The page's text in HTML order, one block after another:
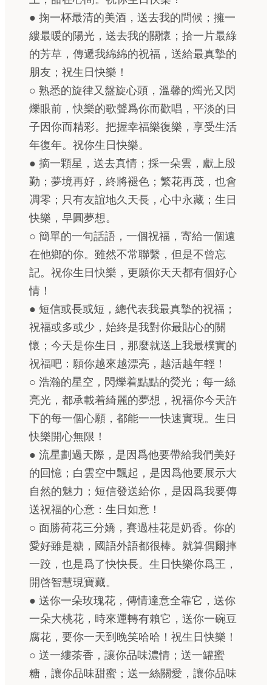
● 掬一杯最清的美酒，送去我的問候；擁一
縷最暖的陽光，送去我的關懷；拾一片最綠
的芳草，傳遞我綿綿的祝福，送給最真摯的
朋友；祝生日快樂！
○ 熟悉的旋律又盤旋心頭，溫馨的燭光又閃
爍眼前，快樂的歌聲爲你而歡唱，平淡的日
子因你而精彩。把握幸福樂復樂，享受生活
年復年。祝你生日快樂。
● 摘一顆星，送去真情；採一朵雲，獻上殷
勤；夢境再好，終將褪色；繁花再茂，也會
凋零；只有友誼地久天長，心中永藏；生日
快樂，早圓夢想。
○ 簡單的一句話語，一個祝福，寄給一個遠
在他鄉的你。雖然不常聯繫，但是不曾忘
記。祝你生日快樂，更願你天天都有個好心
情！
● 短信或長或短，總代表我最真摯的祝福；
祝福或多或少，始終是我對你最貼心的關
懷；今天是你生日，那麼就送上我最樸實的
祝福吧：願你越來越漂亮，越活越年輕！
○ 浩瀚的星空，閃爍着點點的熒光；每一絲
亮光，都承載着綺麗的夢想，祝福你今天許
下的每一個心願，都能一一快速實現。生日
快樂開心無限！
● 流星劃過天際，是因爲他要帶給我們美好
的回憶；白雲空中飄起，是因爲他要展示大
自然的魅力；短信發送給你，是因爲我要傳
送祝福的心意：生日如意！
○ 面勝荷花三分嬌，賽過桂花是奶香。你的
愛好雖是糖，國語外語都很棒。就算偶爾摔
一跤，也是爲了快快長。生日快樂你爲王，
開啓智慧現寶藏。
● 送你一朵玫瑰花，傳情達意全靠它，送你
一朵大桃花，時來運轉有賴它，送你一碗豆
腐花，要你一天到晚笑哈哈！祝生日快樂！
○ 送一縷茶香，讓你品味濃情；送一罐蜜
糖，讓你品味甜蜜；送一絲關愛，讓你品味